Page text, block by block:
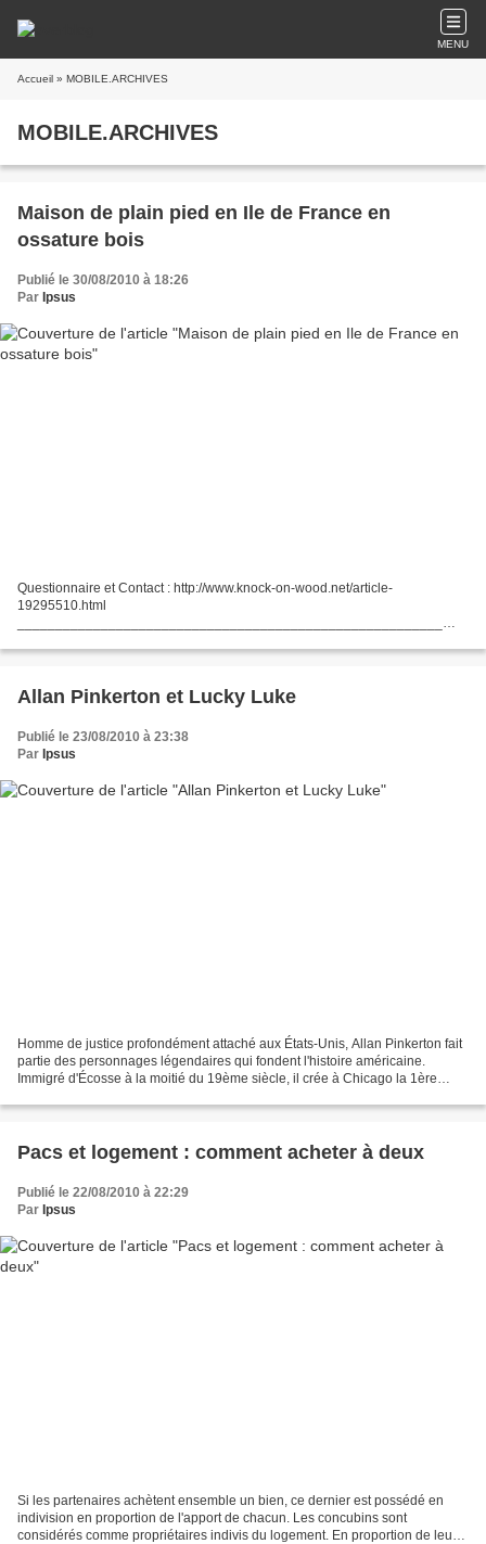
MENU
Accueil » MOBILE.ARCHIVES
MOBILE.ARCHIVES
Maison de plain pied en Ile de France en
ossature bois
Publié le 30/08/2010 à 18:26
Par Ipsus
Questionnaire et Contact : http://www.knock-on-wood.net/article-
19295510.html
http://0z.fr/STvse
Allan Pinkerton et Lucky Luke
Publié le 23/08/2010 à 23:38
Par Ipsus
Homme de justice profondément attaché aux États-Unis, Allan Pinkerton fait
partie des personnages légendaires qui fondent l'histoire américaine.
Immigré d'Écosse à la moitié du 19ème siècle, il crée à Chicago la 1ère
Pacs et logement : comment acheter à deux
Publié le 22/08/2010 à 22:29
Par Ipsus
Si les partenaires achètent ensemble un bien, ce dernier est possédé en
indivision en proportion de l'apport de chacun. Les concubins sont
considérés comme propriétaires indivis du logement. En proportion de leur